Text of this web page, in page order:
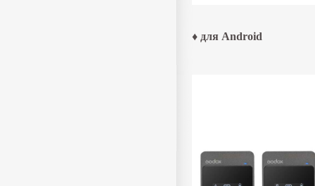
♦ для Android